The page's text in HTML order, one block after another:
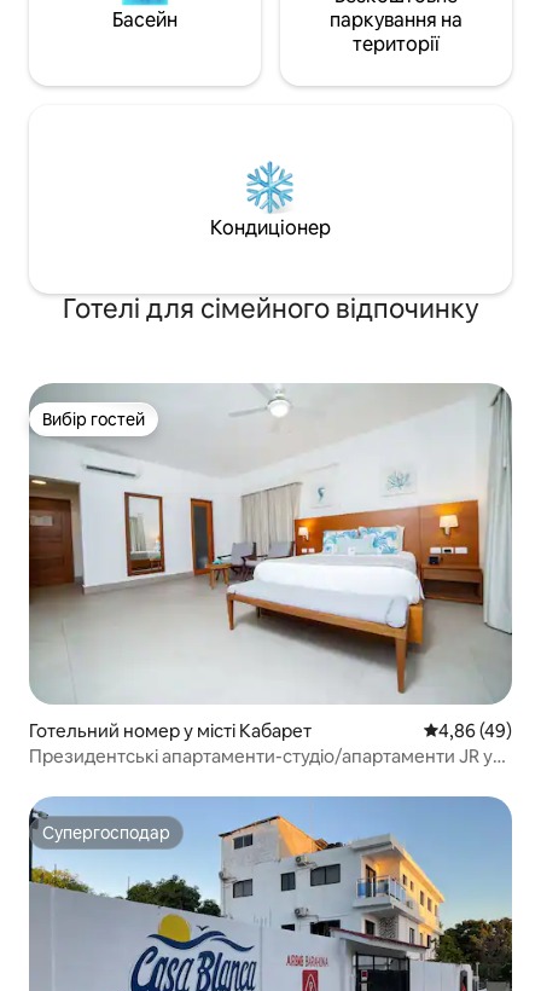
Басейн
паркування на
території
Кондиціонер
Готелі для сімейного відпочинку
Вибір гостей
Вибір гостей
Готельний номер у місті Кабарет Середня
4,86 (49)
Президентські апартаменти-студіо/апартаменти JR у
Супергосподар
Супергосподар